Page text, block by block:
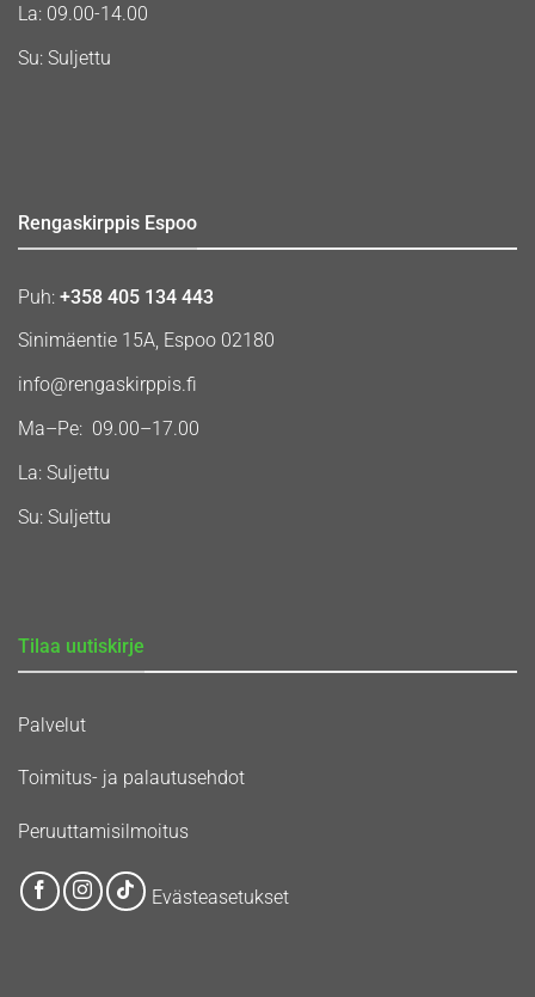
La: 09.00-14.00
Su: Suljettu
Rengaskirppis Espoo
Puh: +358 405 134 443
Sinimäentie 15A, Espoo 02180
info@rengaskirppis.fi
Ma–Pe: 09.00–17.00
La: Suljettu
Su: Suljettu
Tilaa uutiskirje
Palvelut
Toimitus- ja palautusehdot
Peruuttamisilmoitus
Evästeasetukset